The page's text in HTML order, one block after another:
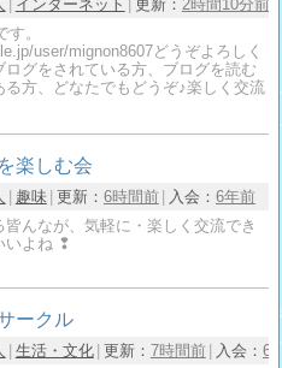
インターネット 更新： 2時間10分前
。
user/mignon8607どうぞよろしく
ログをされている方、ブログを読む
る方、どなたでもどうぞ♪楽しく交流
楽しむ会
趣味 更新： 6時間前 入会： 6年前
皆んなが、気軽に・楽しく交流でき
いよね ❢
ークル
生活・文化 更新： 7時間前 入会： 6